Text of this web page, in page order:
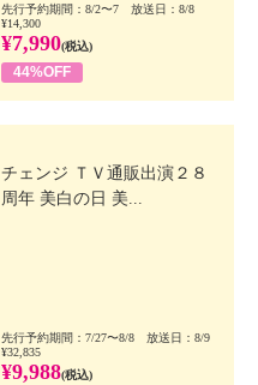
先行予約期間：8/2〜7 放送日：8/8
¥14,300
¥7,990(税込)
44%OFF
チェンジ ＴＶ通販出演２８
周年 美白の日 美...
先行予約期間：7/27〜8/8 放送日：8/9
¥32,835
¥9,988(税込)